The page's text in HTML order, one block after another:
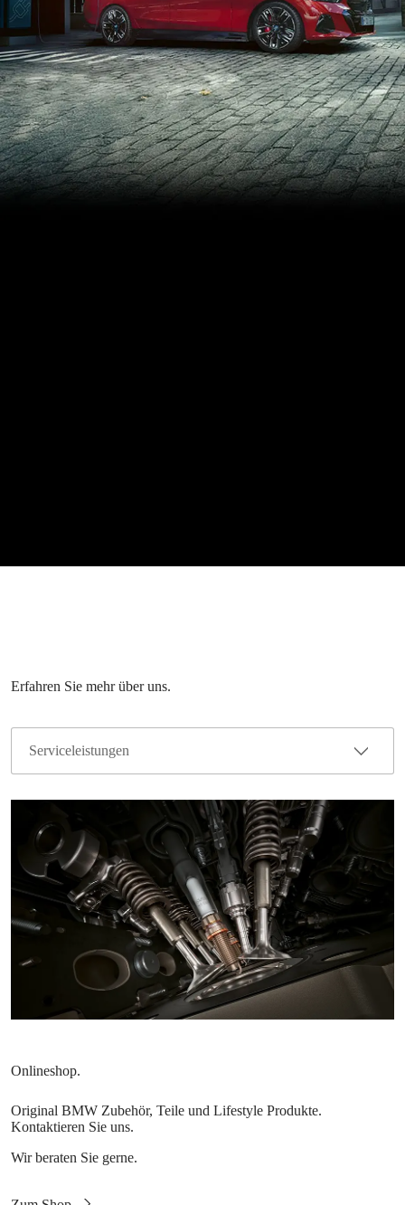
Original BMW Zubehör, Teile und Lifestyle Produkte.
Kontaktieren Sie uns.
Wir beraten Sie gerne.